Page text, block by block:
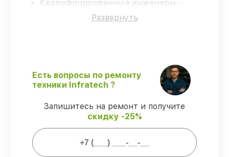
Квалифицированные инженеры
проходят строгий отбор, что
подтверждает уровень их
Официальная гарантия
– все
ремонтные услуги и комплектующие
защищены официальной гарантией
Infratech.
Мы гарантируем:
Развернуть
Есть вопросы по ремонту
техники Infratech ?
Запишитесь на ремонт и получите
скидку -25%